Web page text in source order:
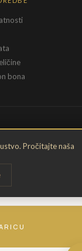
Pročitajte naša
bona